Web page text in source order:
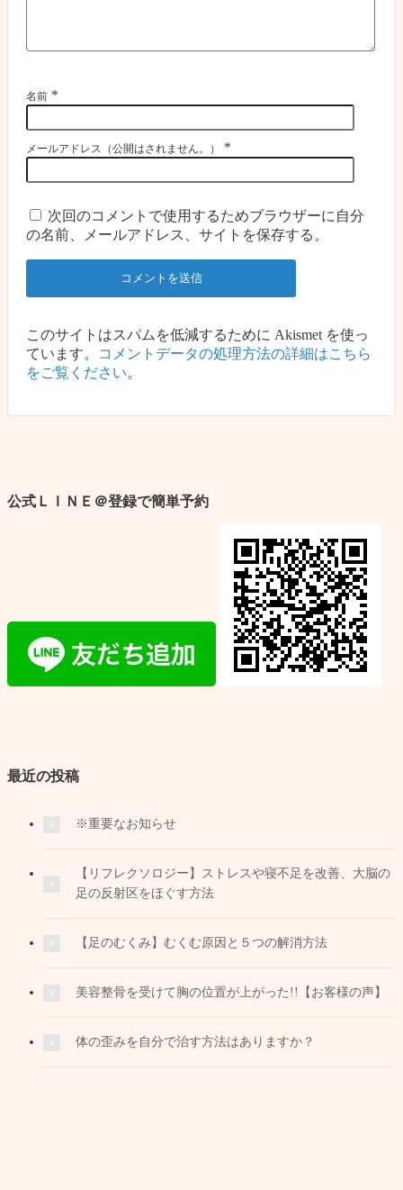
名前 *
メールアドレス（公開はされません。） *
次回のコメントで使用するためブラウザーに自分
の名前、メールアドレス、サイトを保存する。
このサイトはスパムを低減するために Akismet を使っ
ています。
コメントデータの処理方法の詳細はこちら
をご覧ください。
公式ＬＩＮＥ＠登録で簡単予約
最近の投稿
※重要なお知らせ
【リフレクソロジー】ストレスや寝不足を改善、大脳の
足の反射区をほぐす方法
【足のむくみ】むくむ原因と５つの解消方法
美容整骨を受けて胸の位置が上がった!!【お客様の声】
体の歪みを自分で治す方法はありますか？